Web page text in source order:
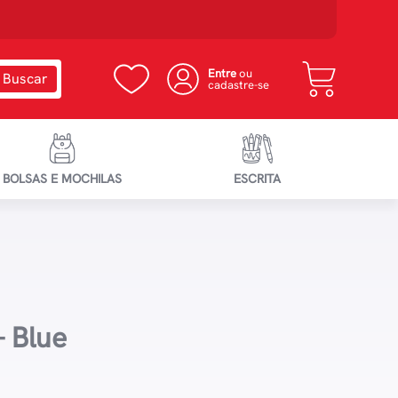
Entreou
cadastre-se
BOLSAS E MOCHILAS ESCRITA
Blue